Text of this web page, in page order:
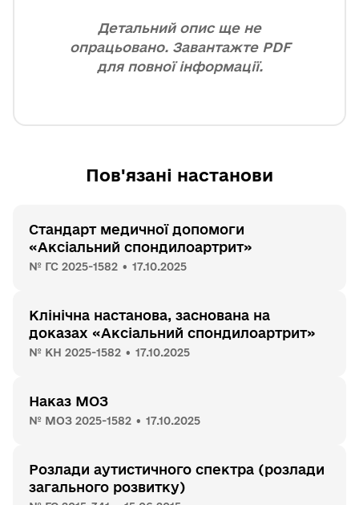
Детальний опис ще не
опрацьовано. Завантажте PDF
для повної інформації.
Пов'язані настанови
Стандарт медичної допомоги
«Аксіальний спондилоартрит»
№ ГС 2025-1582 • 17.10.2025
Клінічна настанова, заснована на
доказах «Аксіальний спондилоартрит»
№ КН 2025-1582 • 17.10.2025
Наказ МОЗ
№ МОЗ 2025-1582 • 17.10.2025
Розлади аутистичного спектра (розлади
загального розвитку)